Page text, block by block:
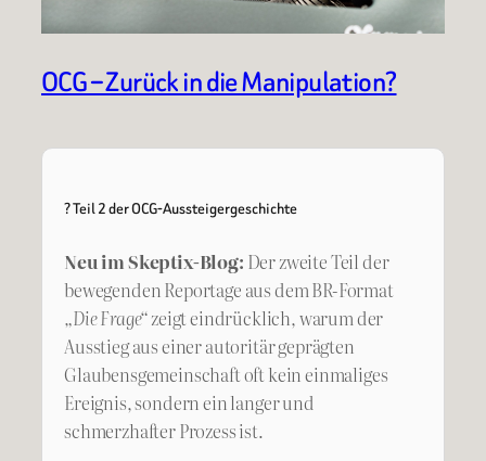
OCG – Zurück in die Manipulation?
? Teil 2 der OCG-Aussteigergeschichte
Neu im Skeptix-Blog: Der zweite Teil der
bewegenden Reportage aus dem BR-Format
„Die Frage“zeigt eindrücklich, warum der
Ausstieg aus einer autoritär geprägten
Glaubensgemeinschaft oft kein einmaliges
Ereignis, sondern ein langer und
schmerzhafter Prozess ist.